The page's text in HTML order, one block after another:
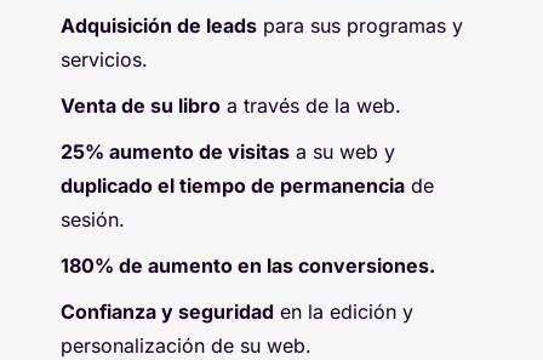
Adquisición de leads para sus programas y
servicios.
Venta de su libro a través de la web.
25% aumento de visitas a su web y
duplicado el tiempo de permanencia de
sesión.
180% de aumento en las conversiones.
Confianza y seguridad en la edición y
personalización de su web.